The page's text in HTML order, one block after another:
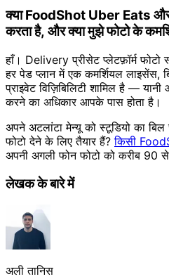
क्या FoodShot Uber Eats
करता है, और क्या मुझे फोटो के
हाँ। Delivery प्रीसेट प्लेटफ़ॉर्म
हर पेड प्लान में एक कमर्शियल लाइसेंस,
प्राइवेट विज़िबिलिटी शामिल है —
करने का अधिकार आपके पास होता है।
अपने अटलांटा मेन्यू को स्टूडियो का बिल
फोटो देने के लिए तैयार हैं?किसी
अपनी अगली फोन फोटो को करीब 90
लेखक के बारे में
अली तानिस